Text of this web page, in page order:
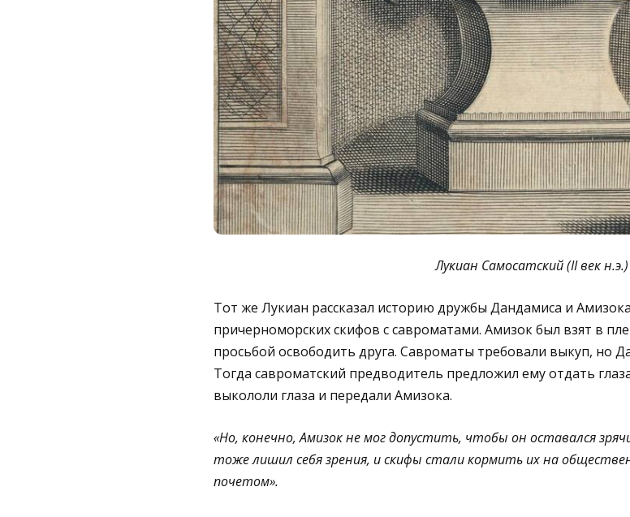
Лукиан Самосатский (II век н.э.)
Тот же Лукиан рассказал историю дружбы Дандамиса и
причерноморских скифов с савроматами. Амизок был взят в
просьбой освободить друга. Савроматы требовали выкуп, но
Тогда савроматский предводитель предложил ему отдать
выкололи глаза и передали Амизока.
«Но, конечно, Амизок не мог допустить, чтобы он оставался
тоже лишил себя зрения, и скифы стали кормить их на
почетом».